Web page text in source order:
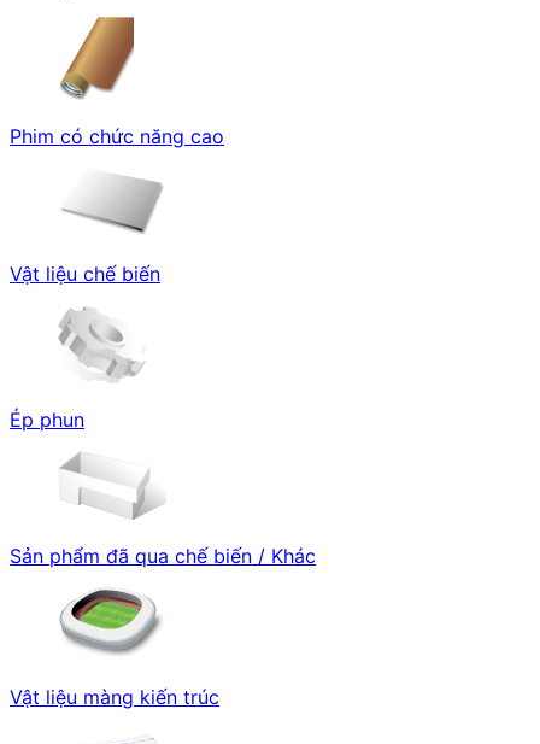
Phim có chức năng cao
Vật liệu chế biến
Ép phun
Sản phẩm đã qua chế biến / Khác
Vật liệu màng kiến trúc